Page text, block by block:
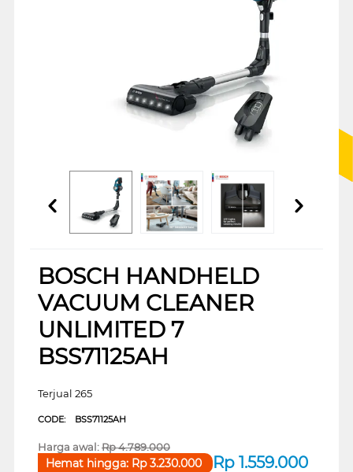
BOSCH HANDHELD
VACUUM CLEANER
UNLIMITED 7
BSS71125AH
Terjual 265
CODE: BSS71125AH
Harga awal:Rp4.789.000
Rp 1.559.000
Hemat hingga: Rp3.230.000